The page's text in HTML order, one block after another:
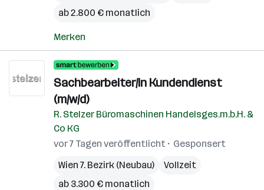
ab 2.800 € monatlich
Merken
Sachbearbeiter/in Kundendienst
(m/w/d)
R. Stelzer Büromaschinen Handelsges.m.b.H. &
Co KG
vor 7 Tagen veröffentlicht
Gesponsert
Wien 7. Bezirk (Neubau)
Vollzeit
ab 3.300 € monatlich